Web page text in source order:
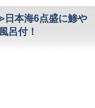
にせずにお寛ぎ頂
よる旅行の取消の
頂きません
をください
トマトソース
出汁
麹鍋
た石川産こしひか
産こしひかりをおいしく
食”です。
」さんが心をこめて育て
ひかり」を毎朝炊きたて
本海6点盛に鯵や
呂付！
新鮮な食材を会席